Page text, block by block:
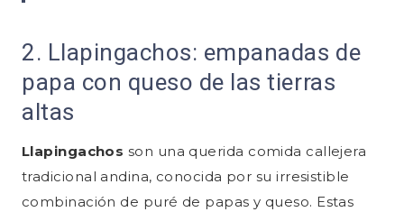
2. Llapingachos: empanadas de
papa con queso de las tierras
altas
Llapingachos son una querida comida callejera
tradicional andina, conocida por su irresistible
combinación de puré de papas y queso. Estas